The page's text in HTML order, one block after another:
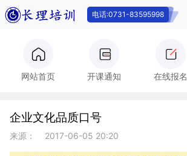
83595998
电话:0731-83595998
网站首页 开课通知 在线报名
企业文化品质口号
来源： 2017-06-05 20:20